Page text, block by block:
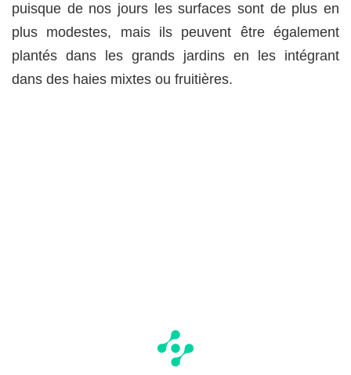
puisque de nos jours les surfaces sont de plus en
plus modestes, mais ils peuvent être également
plantés dans les grands jardins en les intégrant
dans des haies mixtes ou fruitières.